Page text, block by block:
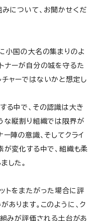
について、お聞かせくだ
小国の大名の集まりのよ
ナーが自分の城を守るた
ャーではないかと想定し
る中で、その認識は大き
な縦割り組織では限界が
陣の意識、そしてクライ
が変化する中で、組織も柔
した。
トをまたがった場合に評
あります。このように、ク
組みが評価される土台があ